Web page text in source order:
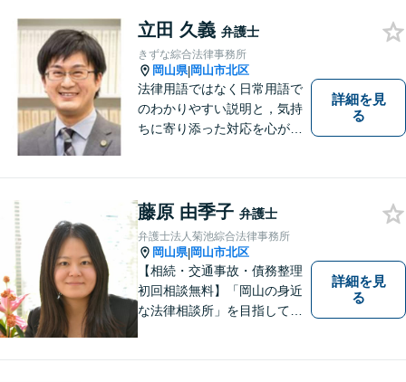
い！
立田 久義 弁護士
きずな綜合法律事務所
岡山県|岡山市北区
法律用語ではなく日常用語で
のわかりやすい説明と，気持
ちに寄り添った対応を心がけ
詳細を見
る
藤原 由季子 弁護士
弁護士法人菊池綜合法律事務所
岡山県|岡山市北区
【相続・交通事故・債務整理
初回相談無料】「岡山の身近
な法律相談所」を目指してい
詳細を見
る